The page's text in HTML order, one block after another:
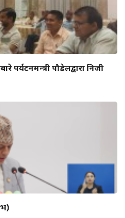
पर्यटनमन्त्री पौडेलद्वारा निजी